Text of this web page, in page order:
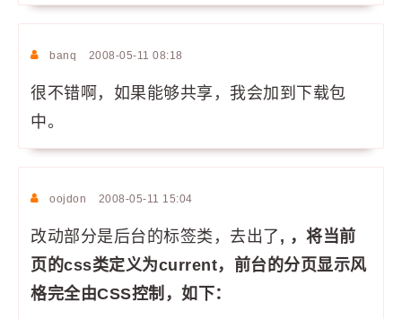
banq 2008-05-11 08:18
很不错啊，如果能够共享，我会加到下载包
中。
oojdon 2008-05-11 15:04
改动部分是后台的标签类，去出了 , ，将当前
页的css类定义为current，前台的分页显示风
格完全由CSS控制，如下：